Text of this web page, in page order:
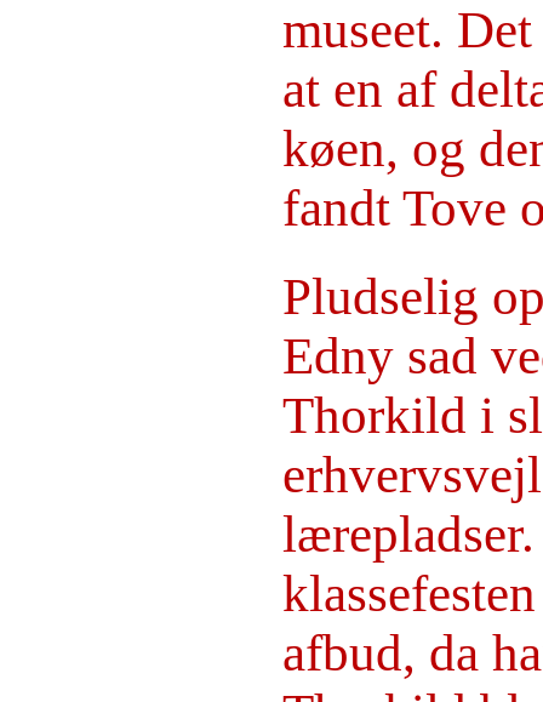
museet.
at en af
køen, og
fandt Tove
Pludselig
Edny sad
Thorkild i
afbud, da